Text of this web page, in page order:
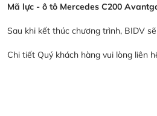
Mã lực - ô tô Mercedes C200
Sau khi kết thúc chương trình, BIDV
Chi tiết Quý khách hàng vui lòng liên